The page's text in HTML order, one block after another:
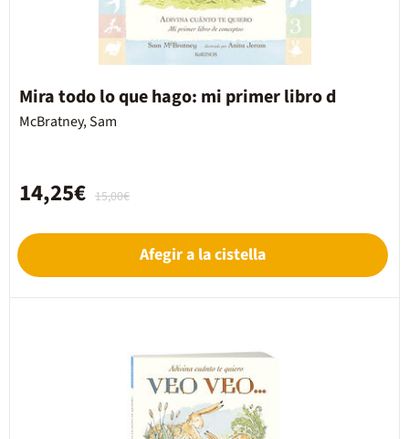
Mira todo lo que hago: mi primer libro d
McBratney, Sam
15,00€
14,25€
Afegir a la cistella